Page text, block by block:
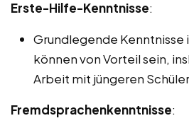
Erste-Hilfe-Kenntnisse:
Grundlegende Kenntnisse
können von Vorteil sein,
Arbeit mit jüngeren
Fremdsprachenkenntnisse: